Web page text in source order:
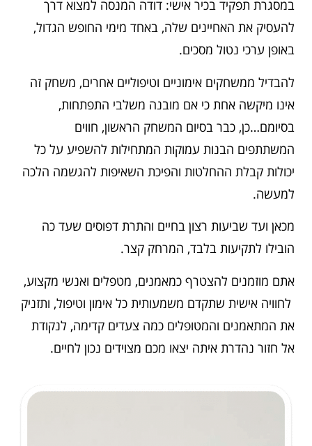
במסגרת תפקיד בכיר אישי: דודה המנסה למצוא דרך
להעסיק את האחיינים שלה, באחד מימי החופש הגדול,
באופן ערכי נטול מסכים.
להבדיל ממשחקים אימוניים וטיפוליים אחרים, משחק זה
אינו מיקשה אחת כי אם מובנה משלבי התפתחות,
בסיומם…כן, כבר בסיום המשחק הראשון, חווים
המשתתפים הבנות עמוקות המתחילות להשפיע על כל
יכולות קבלת ההחלטות והפיכת השאיפות להגשמה הלכה
למעשה.
מכאן ועד שביעות רצון בחיים והתרת דפוסים שעד כה
הובילו לתקיעות בלבד, המרחק קצר.
אתם מוזמנים להצטרף כמאמנים, מטפלים ואנשי מקצוע,
לחוויה אישית שתקדם משמעותית כל אימון וטיפול, ותזניק
את המתאמנים והמטופלים כמה צעדים קדימה, לנקודת
אל חזור נהדרת איתה יצאו מכם מצוידים נכון לחיים.